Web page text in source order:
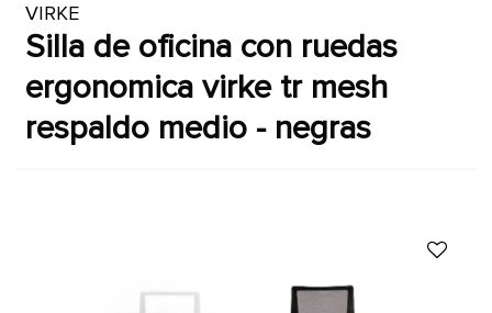
VIRKE
silla de oficina con ruedas
ergonomica virke tr mesh
respaldo medio - negras